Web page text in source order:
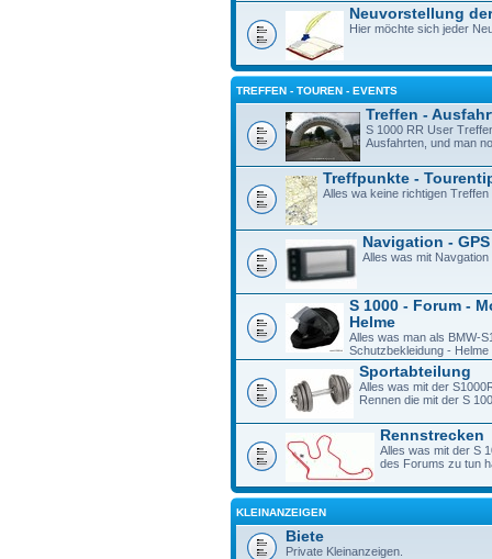
Neuvorstellung
Hier möchte sich jeder
TREFFEN - TOUREN - EVENTS
Treffen -
S 1000 RR User
Ausfahrten, und man
Treffpunkte -
Alles wa keine richtigen Treffen
Navigation - GPS
Alles was mit
S 1000 - Forum -
Helme
Alles was man als BMW-
Schutzbekleidung -
Sportabteilung
Alles was mit der
Rennen die mit der S
Rennstrecken
Alles was mit der S
des Forums zu tun
KLEINANZEIGEN
Biete
Private Kleinanzeigen.